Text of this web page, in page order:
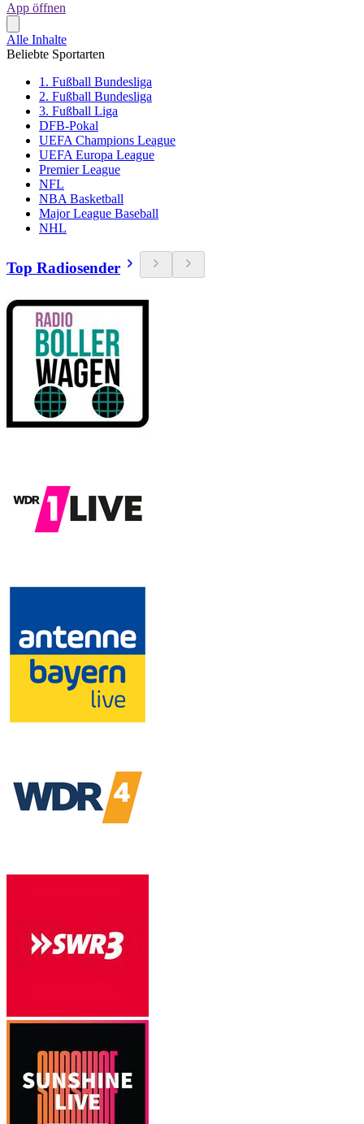
App öffnen
Alle Inhalte
Beliebte Sportarten
1. Fußball Bundesliga
2. Fußball Bundesliga
3. Fußball Liga
DFB-Pokal
UEFA Champions League
UEFA Europa League
Premier League
NFL
NBA Basketball
Major League Baseball
NHL
Top Radiosender